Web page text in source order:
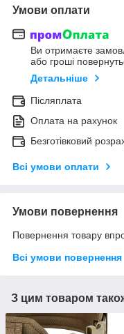
Умови оплати
Ви отримаєте
або гроші
Детальніше
Післяплата
Оплата на рахунок
Безготівковий
Всі умови оплати
Умови повернення
Повернення товару
Всі умови повернення
З цим товаром